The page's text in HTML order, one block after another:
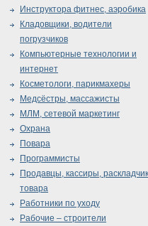
Инструктора фитнес, аэробика
Кладовщики, водители
погрузчиков
Компьютерные технологии и
интернет
Косметологи, парикмахеры
Медсёстры, массажисты
МЛМ, сетевой маркетинг
Охрана
Повара
Программисты
Продавцы, кассиры,
товара
Работники по уходу
Рабочие – строители